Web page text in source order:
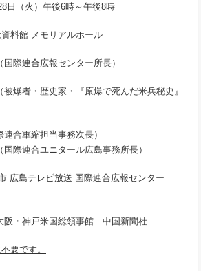
（火）午後6時～午後8時
料館 メモリアルホール
連合広報センター所長）
爆者・歴史家・『原爆で死んだ米兵秘史』
合軍縮担当事務次長）
合ユニタール広島事務所長）
島テレビ放送 国際連合広報センター
神戸米国総領事館 中国新聞社
要です。